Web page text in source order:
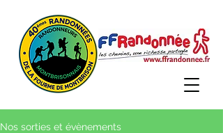
Nos sorties et évènements